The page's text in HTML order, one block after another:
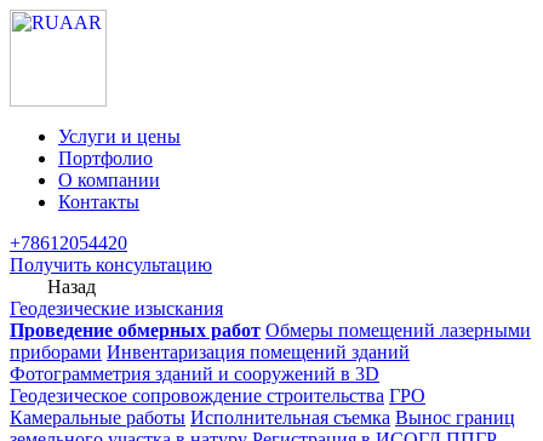
Услуги и цены
Портфолио
О компании
Контакты
+78612054420
Получить консультацию
Назад
Геодезические изыскания
Проведение обмерных работ Обмеры помещений лазерными
приборами Инвентаризация помещений зданий
Фотограмметрия зданий и сооружений в 3D
Геодезическое сопровождение строительства ГРО
Камеральные работы Исполнительная съемка Вынос границ